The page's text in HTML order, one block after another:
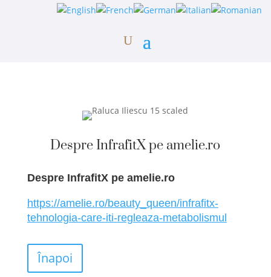
Despre InfrafitX pe amelie.ro
Despre InfrafitX pe amelie.ro
https://amelie.ro/beauty_queen/infrafitx-
tehnologia-care-iti-regleaza-metabolismul
Înapoi